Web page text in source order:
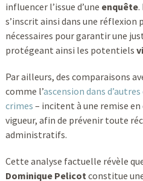
influencer l’issue d’une enquête.
s’inscrit ainsi dans une réflexion
nécessaires pour garantir une
protégeant ainsi les potentiels
Par ailleurs, des comparaisons
comme l’ascension dans
crimes – incitent à une remise
vigueur, afin de prévenir toute
administratifs.
Cette analyse factuelle révèle
Dominique Pelicotconstitue